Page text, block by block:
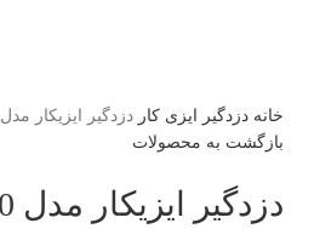
خانه دزدگیر ایزی کار دزدگیر ایزیکار مدل 7100
بازگشت به محصولات
دزدگیر ایزیکار مدل 7100